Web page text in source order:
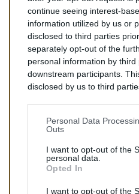
continue seeing interest-
information utilized by us or
disclosed to third parties
separately opt-out of the
personal information by third
downstream participants.
disclosed by us to third
Personal Data
Outs
I want to opt-out of the
personal data.
Opted In
I want to opt-out of the
Catalyseur pour BMW 520i
02/2005
Quantité
AJOUTER AU
Commentaires (0)